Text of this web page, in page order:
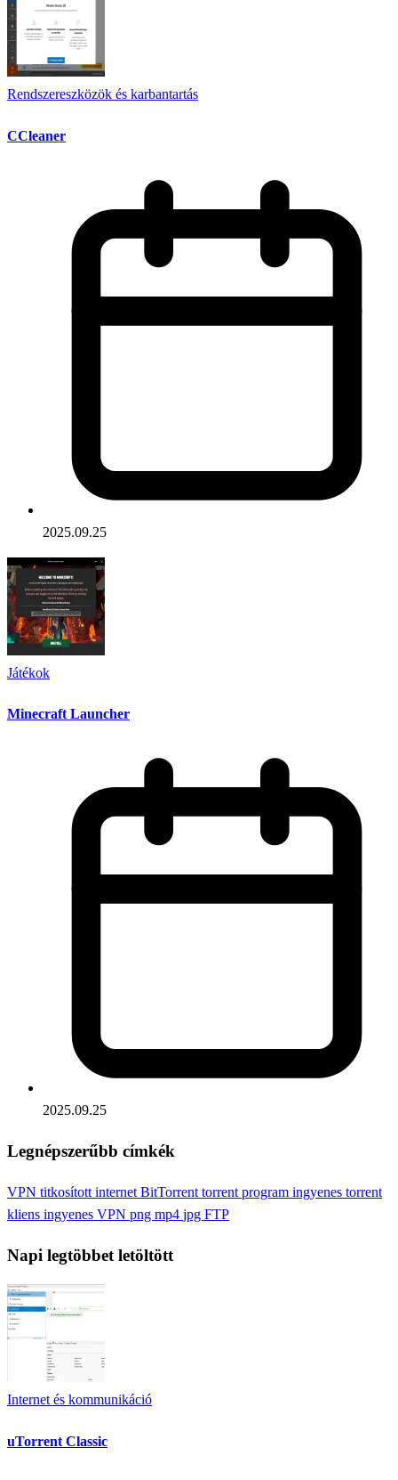
Rendszereszközök és karbantartás
CCleaner
2025.09.25
Játékok
Minecraft Launcher
2025.09.25
Legnépszerűbb címkék
VPN titkosított internet BitTorrent torrent program ingyenes torrent
kliens ingyenes VPN png mp4 jpg FTP
Napi legtöbbet letöltött
Internet és kommunikáció
uTorrent Classic